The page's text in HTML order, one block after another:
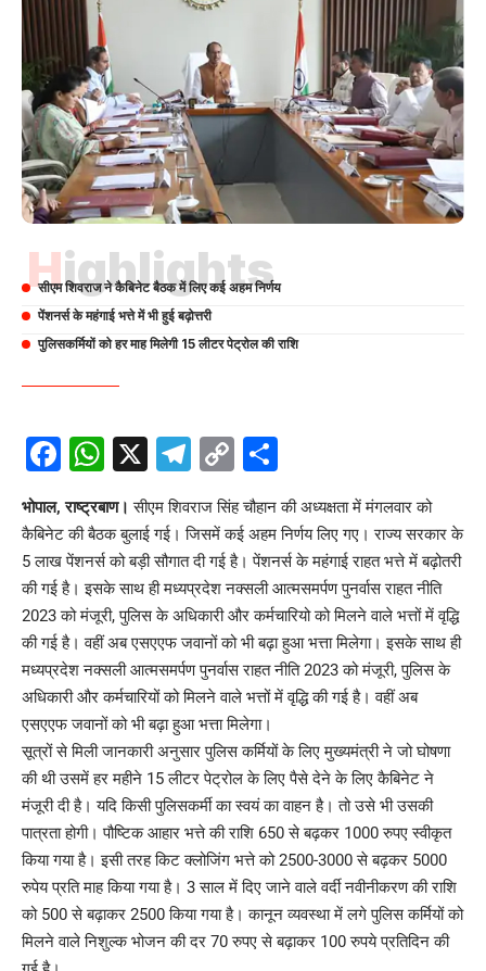
Highlights
सीएम शिवराज ने कैबिनेट बैठक में लिए कई अहम निर्णय
पेंशनर्स के महंगाई भत्ते में भी हुई बढ़ोत्तरी
पुलिसकर्मियों को हर माह मिलेगी 15 लीटर पेट्रोल की राशि
Facebook
WhatsApp
X Telegram
Copy
Link
भोपाल, राष्ट्रबाण। सीएम शिवराज सिंह चौहान की अध्यक्षता में मंगलवार को
कैबिनेट की बैठक बुलाई गई। जिसमें कई अहम निर्णय लिए गए। राज्य सरकार के
5 लाख पेंशनर्स को बड़ी सौगात दी गई है। पेंशनर्स के महंगाई राहत भत्ते में बढ़ोतरी
की गई है। इसके साथ ही मध्यप्रदेश नक्सली आत्मसमर्पण पुनर्वास राहत नीति
2023 को मंजूरी, पुलिस के अधिकारी और कर्मचारियो को मिलने वाले भत्तों में वृद्धि
की गई है। वहीं अब एसएएफ जवानों को भी बढ़ा हुआ भत्ता मिलेगा। इसके साथ ही
मध्यप्रदेश नक्सली आत्मसमर्पण पुनर्वास राहत नीति 2023 को मंजूरी, पुलिस के
अधिकारी और कर्मचारियों को मिलने वाले भत्तों में वृद्धि की गई है। वहीं अब
एसएएफ जवानों को भी बढ़ा हुआ भत्ता मिलेगा।
सूत्रों से मिली जानकारी अनुसार पुलिस कर्मियों के लिए मुख्यमंत्री ने जो घोषणा
की थी उसमें हर महीने 15 लीटर पेट्रोल के लिए पैसे देने के लिए कैबिनेट ने
मंजूरी दी है। यदि किसी पुलिसकर्मी का स्वयं का वाहन है। तो उसे भी उसकी
पात्रता होगी। पौष्टिक आहार भत्ते की राशि 650 से बढ़कर 1000 रुपए स्वीकृत
किया गया है। इसी तरह किट क्लोजिंग भत्ते को 2500-3000 से बढ़कर 5000
रुपेय प्रति माह किया गया है। 3 साल में दिए जाने वाले वर्दी नवीनीकरण की राशि
को 500 से बढ़ाकर 2500 किया गया है। कानून व्यवस्था में लगे पुलिस कर्मियों को
मिलने वाले निशुल्क भोजन की दर 70 रुपए से बढ़ाकर 100 रुपये प्रतिदिन की